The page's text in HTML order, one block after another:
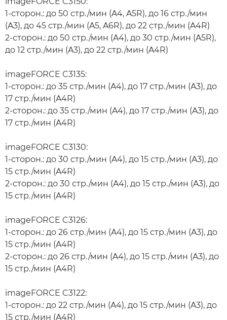
1-сторон.: до 50 стр./мин (A4, A5R), до 16 стр./мин
(A3), до 45 стр./мин (A5, A6R), до 22 стр./мин (A4R)
2-сторон.: до 50 стр./мин (A4), до 30 стр./мин (A5R),
до 12 стр./мин (A3), до 22 стр./мин (A4R)
imageFORCE C3135:
1-сторон.: до 35 стр./мин (A4), до 17 стр./мин (A3), до
17 стр./мин (A4R)
2-сторон.: до 35 стр./мин (A4), до 17 стр./мин (A3), до
17 стр./мин (A4R)
imageFORCE C3130:
1-сторон.: до 30 стр./мин (A4), до 15 стр./мин (A3), до
15 стр./мин (A4R)
2-сторон.: до 30 стр./мин (A4), до 15 стр./мин (A3), до
15 стр./мин (A4R)
imageFORCE C3126:
1-сторон.: до 26 стр./мин (A4), до 15 стр./мин (A3), до
15 стр./мин (A4R)
2-сторон.: до 26 стр./мин (A4), до 15 стр./мин (A3), до
15 стр./мин (A4R)
imageFORCE C3122:
1-сторон.: до 22 стр./мин (A4), до 15 стр./мин (A3), до
15 стр./мин (A4R)